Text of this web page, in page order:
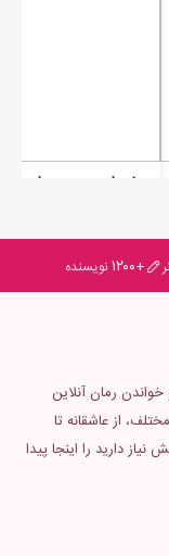
+۱۲۰۰ نویسنده
خواندن رمان آنلاین
بیش از ۲۵۰۰ رمان متنوع در ۳۶ ژانر مختلف، از عاشقانه تا
دارید را اینجا پیدا